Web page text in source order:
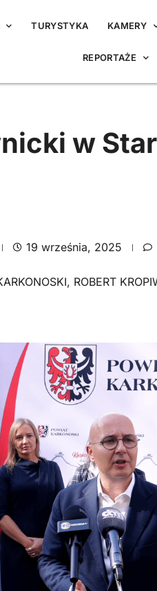
TURYSTYKA KAMERY
REPORTAŻE
w
19 września, 2025
, ROBERT